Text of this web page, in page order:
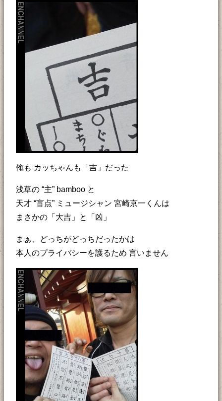
俺も カッちゃんも「吉」だった
浅草の “主” bamboo と
天才 “盲点” ミュージシャン 宮崎京一くんは
まさかの「大吉」と「凶」
まぁ、どっちがどっちだったかは
本人のプライバシーを護るため 言いません